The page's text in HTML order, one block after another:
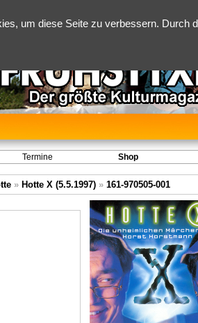
um diese Seite zu verbessern.
Termine Shop
» Hotte X (5.5.1997)» 161-970505-001